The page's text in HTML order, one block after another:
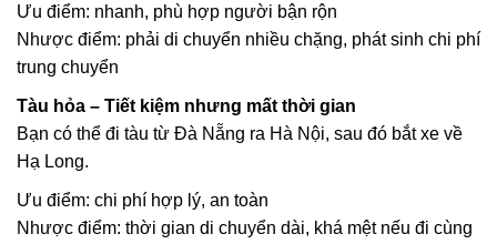
Ưu điểm: nhanh, phù hợp người bận rộn
Nhược điểm: phải di chuyển nhiều chặng, phát sinh chi phí
trung chuyển
Tàu hỏa – Tiết kiệm nhưng mất thời gian
Bạn có thể đi tàu từ Đà Nẵng ra Hà Nội, sau đó bắt xe về
Hạ Long.
Ưu điểm: chi phí hợp lý, an toàn
Nhược điểm: thời gian di chuyển dài, khá mệt nếu đi cùng